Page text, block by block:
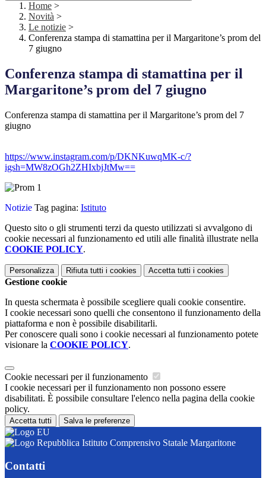
Home >
Novità >
Le notizie >
Conferenza stampa di stamattina per il Margaritone’s prom del
7 giugno
Conferenza stampa di stamattina per il
Margaritone’s prom del 7 giugno
Conferenza stampa di stamattina per il Margaritone’s prom del 7
giugno
https://www.instagram.com/p/DKNKuwqMK-c/?
igsh=MW8zOGh2ZHIxbjJtMw==
Notizie Tag pagina: Istituto
Questo sito o gli strumenti terzi da questo utilizzati si avvalgono di
cookie necessari al funzionamento ed utili alle finalità illustrate nella
COOKIE POLICY.
Personalizza Rifiuta tutti i cookies Accetta tutti i cookies
Gestione cookie
In questa schermata è possibile scegliere quali cookie consentire.
I cookie necessari sono quelli che consentono il funzionamento della
piattaforma e non è possibile disabilitarli.
Per conoscere quali sono i cookie necessari al funzionamento potete
visionare la COOKIE POLICY.
Cookie necessari per il funzionamento
I cookie necessari per il funzionamento non possono essere
disabilitati. È possibile consultare l'elenco nella pagina della cookie
policy.
Accetta tutti Salva le preferenze
Istituto Comprensivo Statale Margaritone
Contatti